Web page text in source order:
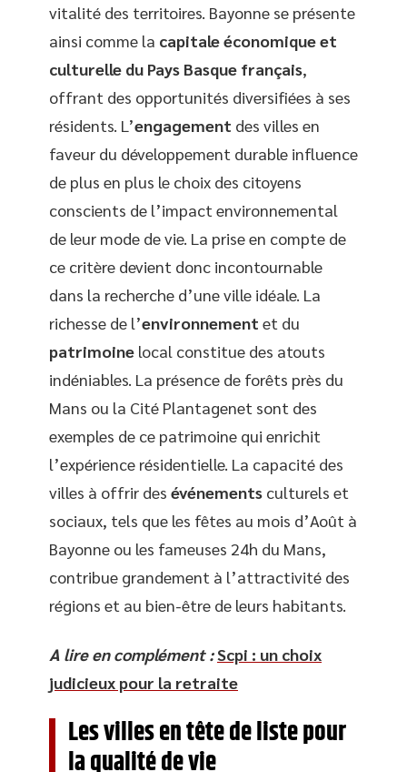
vitalité des territoires. Bayonne se présente
ainsi comme la capitale économique et
culturelle du Pays Basque français,
offrant des opportunités diversifiées à ses
résidents. L’engagement des villes en
faveur du développement durable influence
de plus en plus le choix des citoyens
conscients de l’impact environnemental
de leur mode de vie. La prise en compte de
ce critère devient donc incontournable
dans la recherche d’une ville idéale. La
richesse de l’environnement et du
patrimoine local constitue des atouts
indéniables. La présence de forêts près du
Mans ou la Cité Plantagenet sont des
exemples de ce patrimoine qui enrichit
l’expérience résidentielle. La capacité des
villes à offrir des événements culturels et
sociaux, tels que les fêtes au mois d’Août à
Bayonne ou les fameuses 24h du Mans,
contribue grandement à l’attractivité des
régions et au bien-être de leurs habitants.
A lire en complément : Scpi : un choix
judicieux pour la retraite
Les villes en tête de liste pour
la qualité de vie